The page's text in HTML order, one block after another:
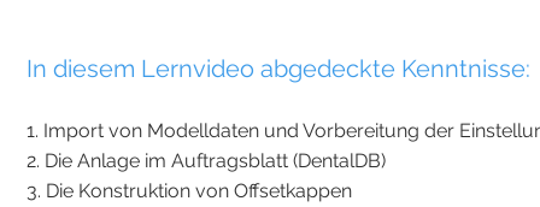
In diesem Lernvideo abgedeckte Kenntnisse:
1. Import von Modelldaten und Vorbereitung der
2. Die Anlage im Auftragsblatt (DentalDB)
3. Die Konstruktion von Offsetkappen